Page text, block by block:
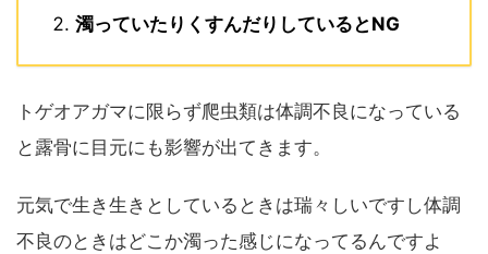
濁っていたりくすんだりしているとNG
トゲオアガマに限らず爬虫類は体調不良になっている
と露骨に目元にも影響が出てきます。
元気で生き生きとしているときは瑞々しいですし体調
不良のときはどこか濁った感じになってるんですよ